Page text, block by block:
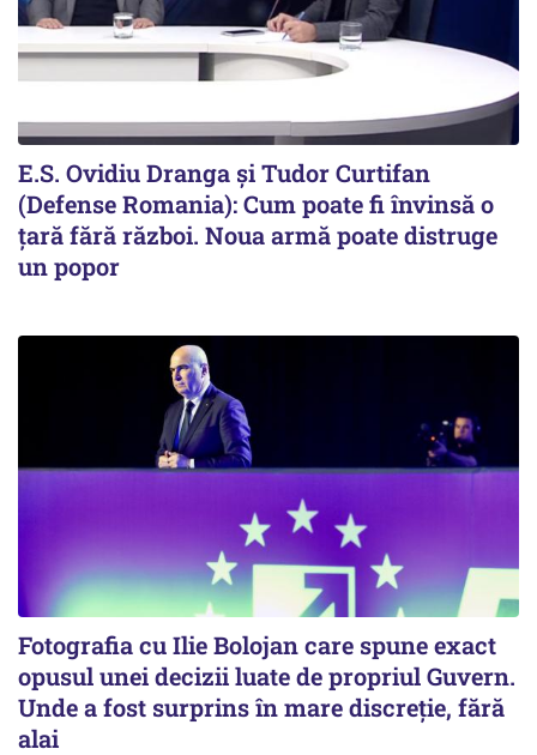
E.S. Ovidiu Dranga și Tudor Curtifan
(Defense Romania): Cum poate fi învinsă o
țară fără război. Noua armă poate distruge
un popor
Fotografia cu Ilie Bolojan care spune exact
opusul unei decizii luate de propriul Guvern.
Unde a fost surprins în mare discreție, fără
alai